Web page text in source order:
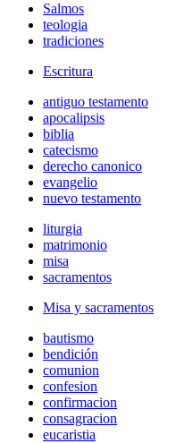
Salmos
teologia
tradiciones
Escritura
antiguo testamento
apocalipsis
biblia
catecismo
derecho canonico
evangelio
nuevo testamento
liturgia
matrimonio
misa
sacramentos
Misa y sacramentos
bautismo
bendición
comunion
confesion
confirmacion
consagracion
eucaristia